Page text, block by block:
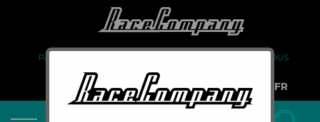
PARTENARIAT
À PROPOS DE NOUS
COMPTE PRO
FR